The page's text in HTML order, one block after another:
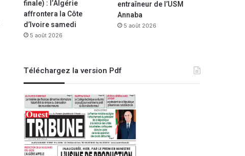
finale) : l’Algérie
affrontera la Côte
d’Ivoire samedi
5 août 2026
entraîneur de l’USM
Annaba
5 août 2026
Téléchargez la version Pdf